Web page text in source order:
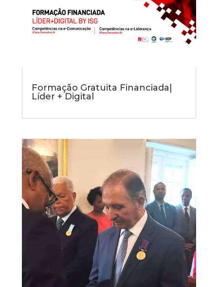
Formação Gratuita Financiada|
Líder + Digital